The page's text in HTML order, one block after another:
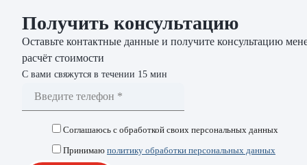
Получить консультацию
Оставьте контактные данные и получите консультацию
расчёт стоимости
С вами свяжутся в течении 15 мин
Соглашаюсь с обработкой своих персональных данных
Принимаю политику обработки персональных данных